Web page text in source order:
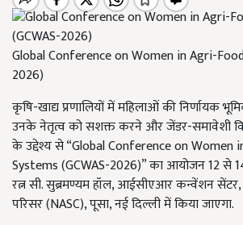
Global Conference on Women in Agri-
2026)
कृषि-खाद्य प्रणालियों में महिलाओं की निर्णायक
उनके नेतृत्व को सशक्त करने और जेंडर-समावेशी
के उद्देश्य से “Global Conference on Women
Systems (GCWAS-2026)” का आयोजन 12 से
रत्न सी. सुब्रमण्यम हॉल, आईसीएआर कन्वेंशन सेंटर,
परिसर (NASC), पूसा, नई दिल्ली में किया जाएगा.